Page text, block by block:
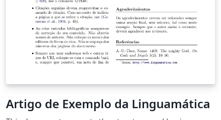
Artigo de Exemplo da Linguamática